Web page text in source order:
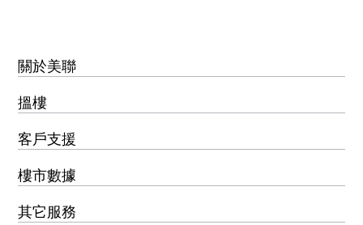
其它服務
樓市數據
客戶支援
搵樓
關於美聯